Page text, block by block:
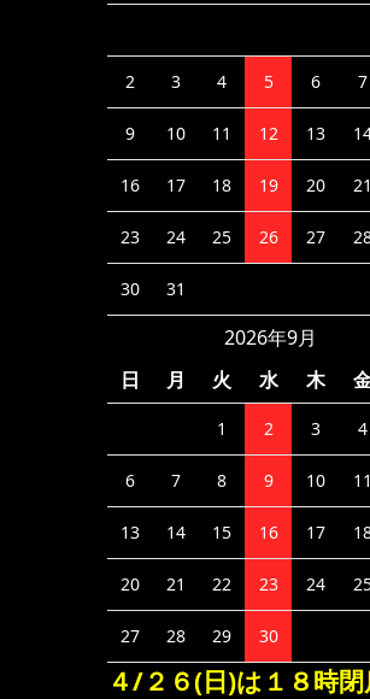
2 3 4 5 6 7
9 10 11 12 13
16 17 18 19 20 21
23 24 25 26 27
30 31
2026年9月
日
月 火 水 木
1 2 3 4
6 7 8 9 10 11
13 14 15 16 17
20 21 22 23 24
27 28 29 30
４/２６(日)は１８時